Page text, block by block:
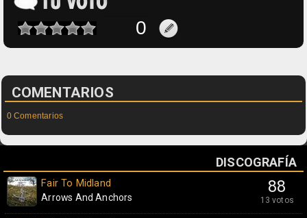
COMENTARIOS
0 Comentarios
DISCOGRAFÍA
88
13 votos
Fair To Midland
Arrows And Anchors